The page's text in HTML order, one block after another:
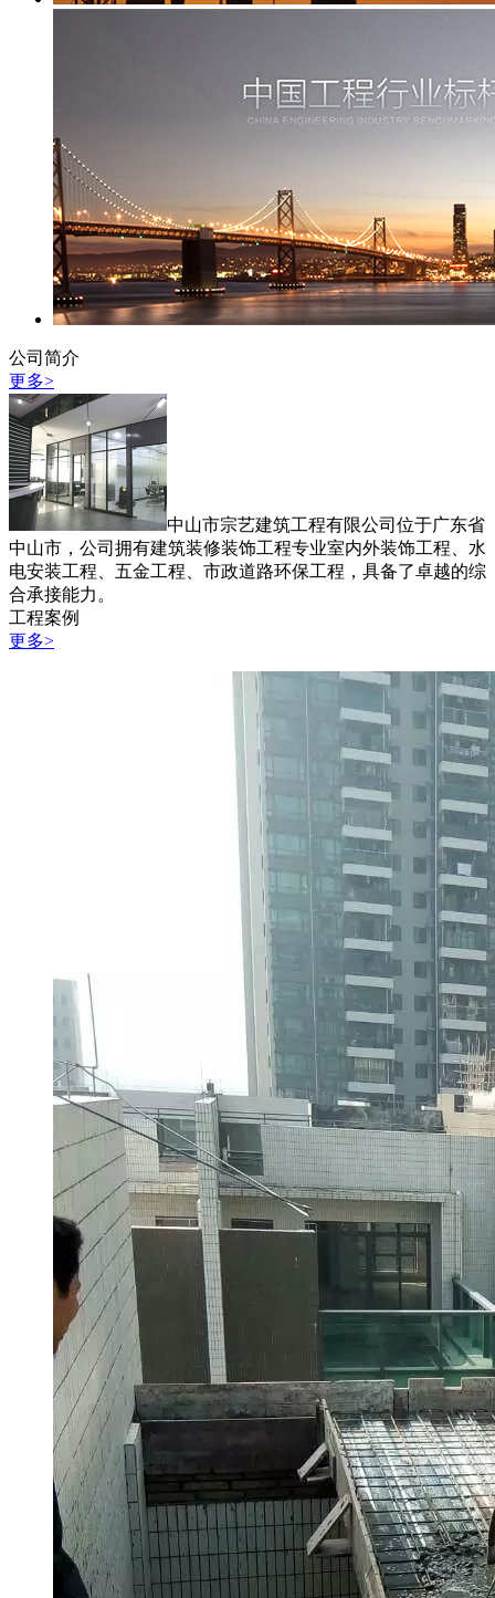
公司简介
更多>
中山市宗艺建筑工程有限公司位于广东省
中山市，公司拥有建筑装修装饰工程专业室内外装饰工程、水
电安装工程、五金工程、市政道路环保工程，具备了卓越的综
合承接能力。
工程案例
更多>